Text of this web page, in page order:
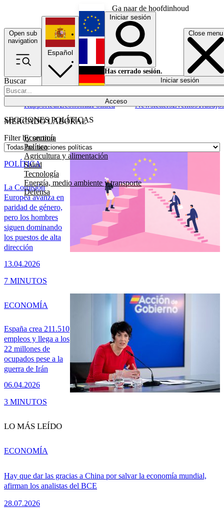
Ga naar de hoofdinhoud
Open sub
navigation
Close menu
Buscar
Acceso
SECCIONES POLÍTICAS
Economía
Política
Agricultura y alimentación
Salud
Tecnología
Energía, medio ambiente y transporte
Defensa
RapporteurEconomíaPolítica NewslettersEventosTrabajos
Español
English
Français
Iniciar sesión
Has cerrado sesión.
Iniciar sesión
MERCADO LABORAL
Filter by section
La Comisión
Europea avanza en
paridad de género,
pero los hombres
siguen dominando
los puestos de alta
dirección
13.04.2026
POLÍTICA
7 MINUTOS
España crea 211.510
empleos y llega a los
22 millones de
ocupados pese a la
guerra de Irán
06.04.2026
ECONOMÍA
3 MINUTOS
LO MÁS LEÍDO
Hay que dar las gracias a China por salvar la economía mundial,
afirman los analistas del BCE
28.07.2026
ECONOMÍA